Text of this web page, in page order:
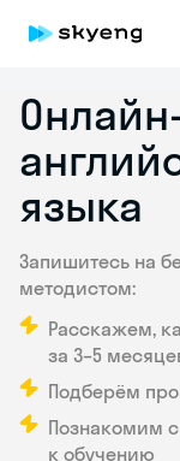
языка
Запишитесь на
методистом:
Расскажем,
за 3–5
Подберём
Познакомим
к обучению
online